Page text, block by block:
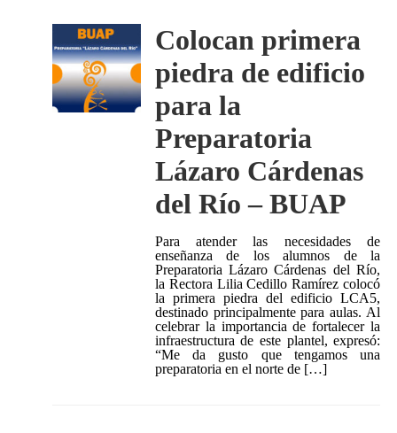
Colocan primera
piedra de edificio
para la
Preparatoria
Lázaro Cárdenas
del Río – BUAP
Para atender las necesidades de
enseñanza de los alumnos de la
Preparatoria Lázaro Cárdenas del Río,
la Rectora Lilia Cedillo Ramírez colocó
la primera piedra del edificio LCA5,
destinado principalmente para aulas. Al
celebrar la importancia de fortalecer la
infraestructura de este plantel, expresó:
“Me da gusto que tengamos una
preparatoria en el norte de […]